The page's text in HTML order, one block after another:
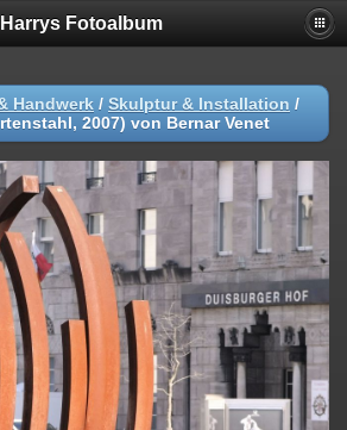
Harrys Fotoalbum
Handwerk / Skulptur & Installation /
2007) von Bernar Venet